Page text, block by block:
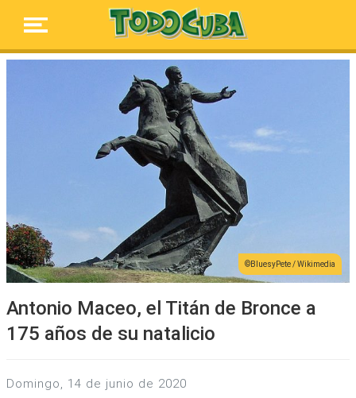
BluesyPete / Wikimedia
Antonio Maceo, el Titán de Bronce a
175 años de su natalicio
domingo, 14 de junio de 2020